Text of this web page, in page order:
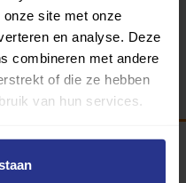
site met onze
en analyse. Deze
combineren met andere
of die ze hebben
van hun services.